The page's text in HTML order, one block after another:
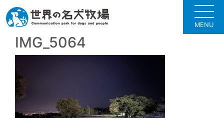
MENU
IMG_5064